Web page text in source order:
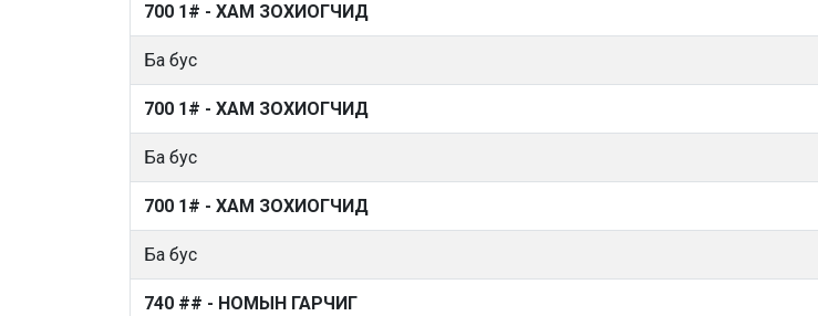
700 1# - ХАМ ЗОХИОГЧИД
Ба бус
700 1# - ХАМ ЗОХИОГЧИД
Ба бус
700 1# - ХАМ ЗОХИОГЧИД
Ба бус
740 ## - НОМЫН ГАРЧИГ